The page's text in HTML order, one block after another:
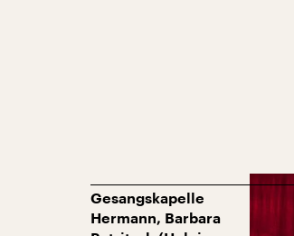
Gesangskapelle
Hermann, Barbara